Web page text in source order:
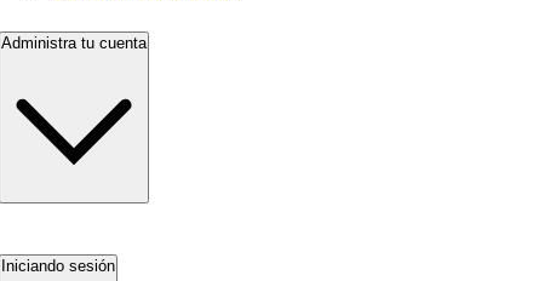
Administra tu cuenta
Iniciando sesión